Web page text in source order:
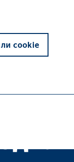
Ми
cookie